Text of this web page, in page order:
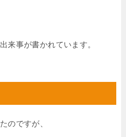
来事が書かれています。
のですが、